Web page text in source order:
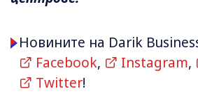
Новините на Darik
Facebook, Instagram,
Twitter!